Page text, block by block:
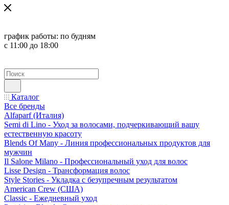
график работы: по будням
с 11:00 до 18:00
Каталог
Все бренды
Alfaparf (Италия)
Semi di Lino - Уход за волосами, подчеркивающий вашу
естественную красоту
Blends Of Many - Линия профессиональных продуктов для
мужчин
Il Salone Milano - Профессиональный уход для волос
Lisse Design - Трансформация волос
Style Stories - Укладка с безупречным результатом
American Crew (США)
Classic - Ежедневный уход